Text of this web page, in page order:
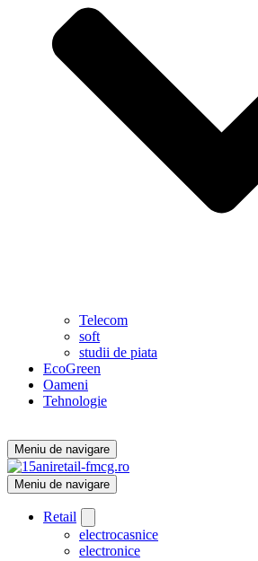
Telecom
soft
studii de piata
EcoGreen
Oameni
Tehnologie
Meniu de navigare
Meniu de navigare
Retail
electrocasnice
electronice